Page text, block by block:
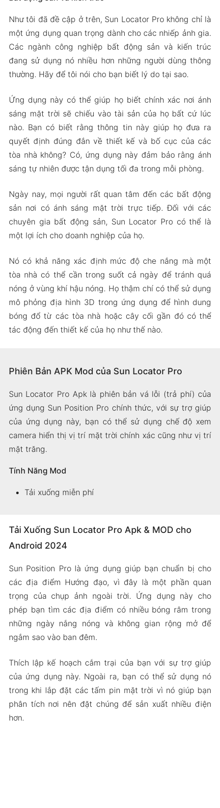
Như tôi đã đề cập ở trên, Sun Locator Pro không chỉ là
một ứng dụng quan trọng dành cho các nhiếp ảnh gia.
Các ngành công nghiệp bất động sản và kiến trúc
đang sử dụng nó nhiều hơn những người dùng thông
thường. Hãy để tôi nói cho bạn biết lý do tại sao.
Ứng dụng này có thể giúp họ biết chính xác nơi ánh
sáng mặt trời sẽ chiếu vào tài sản của họ bất cứ lúc
nào. Bạn có biết rằng thông tin này giúp họ đưa ra
quyết định đúng đắn về thiết kế và bố cục của các
tòa nhà không? Có, ứng dụng này đảm bảo rằng ánh
sáng tự nhiên được tận dụng tối đa trong mỗi phòng.
Ngày nay, mọi người rất quan tâm đến các bất động
sản nơi có ánh sáng mặt trời trực tiếp. Đối với các
chuyên gia bất động sản, Sun Locator Pro có thể là
một lợi ích cho doanh nghiệp của họ.
Nó có khả năng xác định mức độ che nắng mà một
tòa nhà có thể cần trong suốt cả ngày để tránh quá
nóng ở vùng khí hậu nóng. Họ thậm chí có thể sử dụng
mô phỏng địa hình 3D trong ứng dụng để hình dung
bóng đổ từ các tòa nhà hoặc cây cối gần đó có thể
tác động đến thiết kế của họ như thế nào.
Phiên Bản APK Mod của Sun Locator Pro
Sun Locator Pro Apk là phiên bản vá lỗi (trả phí) của
ứng dụng Sun Position Pro chính thức, với sự trợ giúp
của ứng dụng này, bạn có thể sử dụng chế độ xem
camera hiển thị vị trí mặt trời chính xác cũng như vị trí
mặt trăng.
Tính Năng Mod
Tải xuống miễn phí
Tải Xuống Sun Locator Pro Apk & MOD cho
Android 2024
Sun Position Pro là ứng dụng giúp bạn chuẩn bị cho
các địa điểm Hướng đạo, vì đây là một phần quan
trọng của chụp ảnh ngoài trời. Ứng dụng này cho
phép bạn tìm các địa điểm có nhiều bóng râm trong
những ngày nắng nóng và không gian rộng mở để
ngắm sao vào ban đêm.
Thích lập kế hoạch cắm trại của bạn với sự trợ giúp
của ứng dụng này. Ngoài ra, bạn có thể sử dụng nó
trong khi lắp đặt các tấm pin mặt trời vì nó giúp bạn
phân tích nơi nên đặt chúng để sản xuất nhiều điện
hơn.